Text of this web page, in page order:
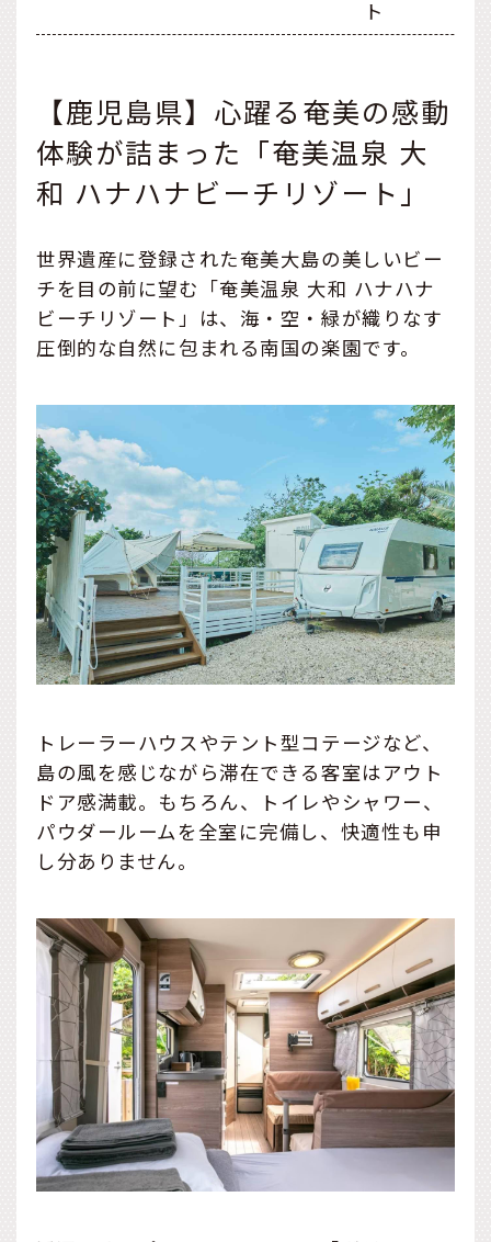
ト
【鹿児島県】心躍る奄美の感動
体験が詰まった「奄美温泉 大
和 ハナハナビーチリゾート」
世界遺産に登録された奄美大島の美しいビー
チを目の前に望む「奄美温泉 大和 ハナハナ
ビーチリゾート」は、海・空・緑が織りなす
圧倒的な自然に包まれる南国の楽園です。
トレーラーハウスやテント型コテージなど、
島の風を感じながら滞在できる客室はアウト
ドア感満載。もちろん、トイレやシャワー、
パウダールームを全室に完備し、快適性も申
し分ありません。